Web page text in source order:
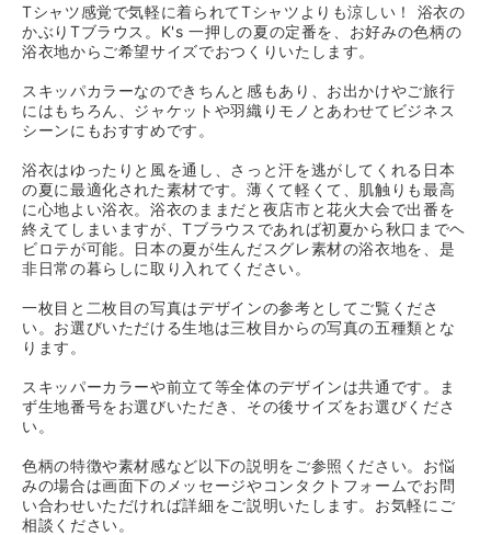
Tシャツ感覚で気軽に着られてTシャツよりも涼しい！ 浴衣の
かぶりTブラウス。K's 一押しの夏の定番を、お好みの色柄の
浴衣地からご希望サイズでおつくりいたします。
スキッパカラーなのできちんと感もあり、お出かけやご旅行
にはもちろん、ジャケットや羽織りモノとあわせてビジネス
シーンにもおすすめです。
浴衣はゆったりと風を通し、さっと汗を逃がしてくれる日本
の夏に最適化された素材です。薄くて軽くて、肌触りも最高
に心地よい浴衣。浴衣のままだと夜店市と花火大会で出番を
終えてしまいますが、Tブラウスであれば初夏から秋口までヘ
ビロテが可能。日本の夏が生んだスグレ素材の浴衣地を、是
非日常の暮らしに取り入れてください。
一枚目と二枚目の写真はデザインの参考としてご覧くださ
い。お選びいただける生地は三枚目からの写真の五種類とな
ります。
スキッパーカラーや前立て等全体のデザインは共通です。ま
ず生地番号をお選びいただき、その後サイズをお選びくださ
い。
色柄の特徴や素材感など以下の説明をご参照ください。お悩
みの場合は画面下のメッセージやコンタクトフォームでお問
い合わせいただければ詳細をご説明いたします。お気軽にご
相談ください。